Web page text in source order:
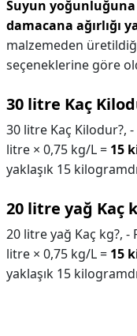
Suyun
damacana ağırlığı
malzemeden
seçeneklerine göre
30 litre Kaç
30 litre Kaç Kilodur?, -
litre × 0,75 kg/L = 15
yaklaşık 15
20 litre yağ Kaç
20 litre yağ Kaç kg?, -
litre × 0,75 kg/L = 15
yaklaşık 15